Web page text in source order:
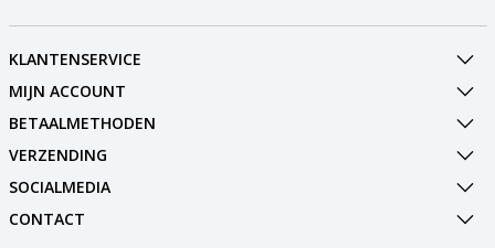
KLANTENSERVICE
MIJN ACCOUNT
BETAALMETHODEN
VERZENDING
SOCIALMEDIA
CONTACT